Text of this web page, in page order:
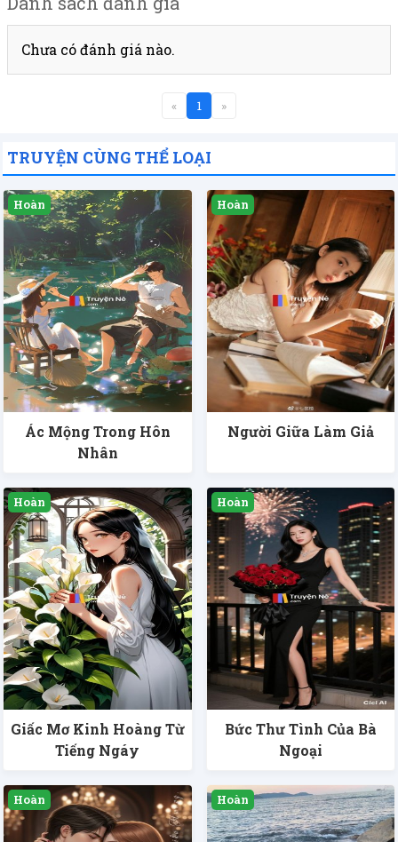
Chưa có đánh giá nào.
« 1 »
TRUYỆN CÙNG THỂ LOẠI
Ác Mộng Trong Hôn
Nhân
Người Giữa Làm Giả
Giấc Mơ Kinh Hoàng Từ
Tiếng Ngáy
Bức Thư Tình Của Bà
Ngoại